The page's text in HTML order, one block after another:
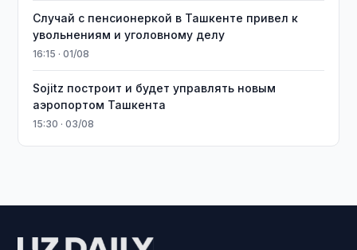
Случай с пенсионеркой в Ташкенте привел к
увольнениям и уголовному делу
16:15 · 01/08
Sojitz построит и будет управлять новым
аэропортом Ташкента
15:30 · 03/08